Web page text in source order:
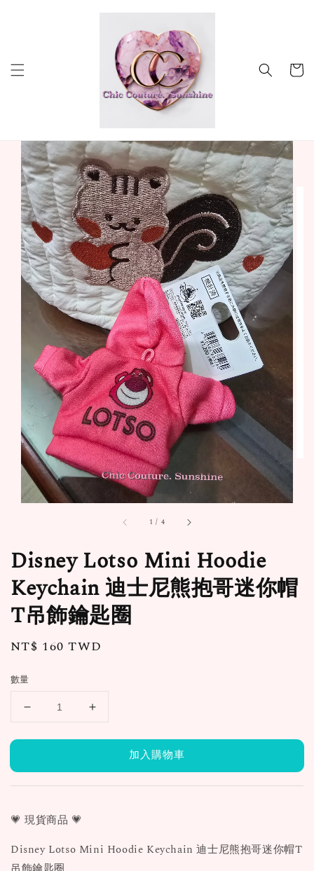
1 / 4
Disney Lotso Mini Hoodie
Keychain 迪士尼熊抱哥迷你帽
T吊飾鑰匙圈
Regular
NT$ 160 TWD
數量
加入購物車
💗 現貨商品 💗
Disney Lotso Mini Hoodie Keychain 迪士尼熊抱哥迷你帽T